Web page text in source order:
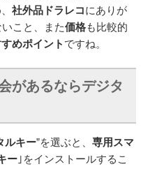
社外品ドラレコにありが
いこと、また価格も比較的
めポイント ですね。
があるならデジタ
ルキー”を選ぶと、 専用スマ
ー ｣をインストールするこ